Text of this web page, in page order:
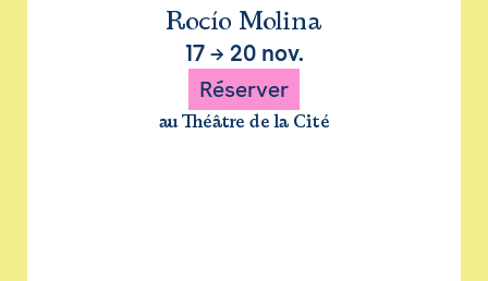
Rocío Molina
17→ 20 nov.
Réserver
au Théâtre de la Cité